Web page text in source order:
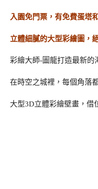
入園免門票，有免費蛋塔
立體細膩的大型彩繪圖，
彩繪大師-圖龍打造最新的
在時空之城裡，每個角落
大型3D立體彩繪壁畫，借